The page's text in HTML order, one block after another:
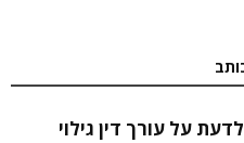
על עורך דין גילוי